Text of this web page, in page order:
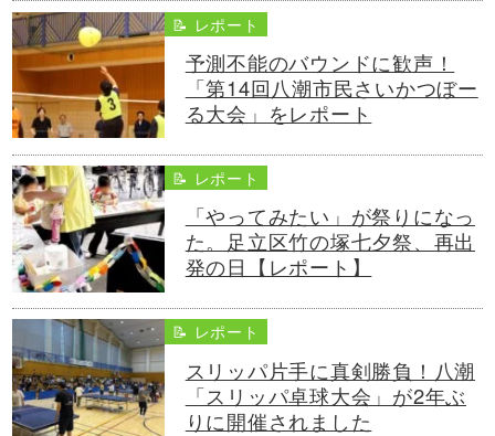
📝 レポート
予測不能のバウンドに歓声！
「第14回八潮市民さいかつぼー
る大会」をレポート
📝 レポート
「やってみたい」が祭りになっ
た。足立区竹の塚七夕祭、再出
発の日【レポート】
📝 レポート
スリッパ片手に真剣勝負！八潮
「スリッパ卓球大会」が2年ぶ
りに開催されました